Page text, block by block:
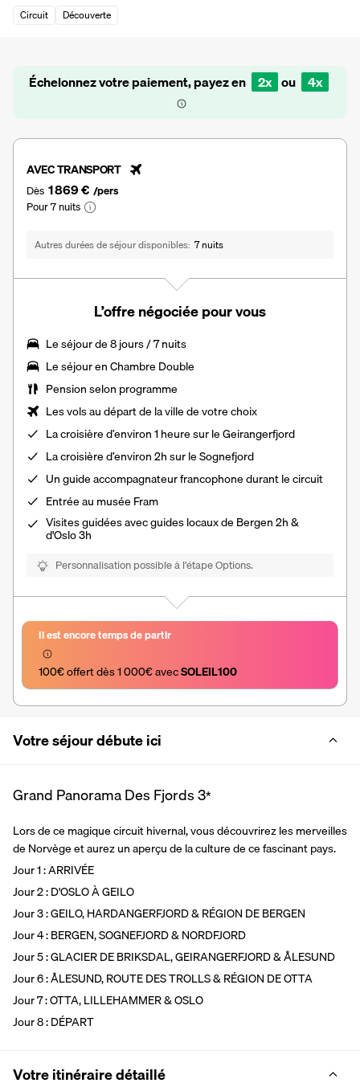
Circuit Découverte
Échelonnez votre paiement, payez en 2x ou 4x
AVEC TRANSPORT
Dès 1 869 € /pers
Pour 7 nuits
Autres durées de séjour disponibles 7 nuits
L’offre négociée pour vous
Leséjour de 8 jours / 7 nuits
Le séjour en Chambre Double
Pension selon programme
Les vols au départ de la ville de votre choix
Lacroisière d’environ 1 heure sur le Geirangerfjord
Lacroisière d’environ 2h sur le Sognefjord
Unguide accompagnateurfrancophone durant le circuit
Entrée au musée Fram
Visites guidées avec guides locaux de Bergen 2h &
d'Oslo 3h
Personnalisation possible à l’étape Options.
Il est encore temps de partir
100€ offert dès 1 000€ avec SOLEIL100
Votre séjour débute ici
Grand Panorama Des Fjords3*
Lors de ce magique circuit hivernal, vous découvrirez les merveilles
de Norvège et aurez un aperçu de la culture de ce fascinant pays.
Jour 1 : ARRIVÉE
Jour 2 : D'OSLO À GEILO
Jour 3 : GEILO, HARDANGERFJORD & RÉGION DE BERGEN
Jour 4 : BERGEN, SOGNEFJORD & NORDFJORD
Jour 5 : GLACIER DE BRIKSDAL, GEIRANGERFJORD & ÅLESUND
Jour 6 : ÅLESUND, ROUTE DES TROLLS & RÉGION DE OTTA
Jour 7 : OTTA, LILLEHAMMER & OSLO
Jour 8 : DÉPART
Votre itinéraire détaillé